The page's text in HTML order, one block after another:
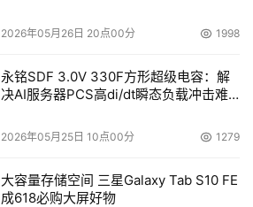
2026年05月26日 20点00分 1998
永铭SDF 3.0V 330F方形超级电容：解
决AI服务器PCS高di/dt瞬态负载冲击难
2026年05月25日 10点00分 1279
大容量存储空间 三星Galaxy Tab S10 FE
成618必购大屏好物